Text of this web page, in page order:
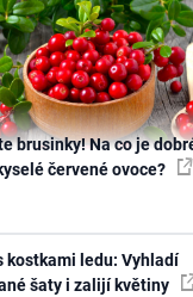
brusinky! Na co je
červené ovoce?
kostkami ledu: Vyhladí
šaty i zalijí květiny